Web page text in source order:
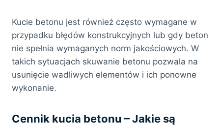
Kucie betonu jest również często wymagane w
przypadku błędów konstrukcyjnych lub gdy beton
nie spełnia wymaganych norm jakościowych. W
takich sytuacjach skuwanie betonu pozwala na
usunięcie wadliwych elementów i ich ponowne
wykonanie.
Cennik kucia betonu – Jakie są